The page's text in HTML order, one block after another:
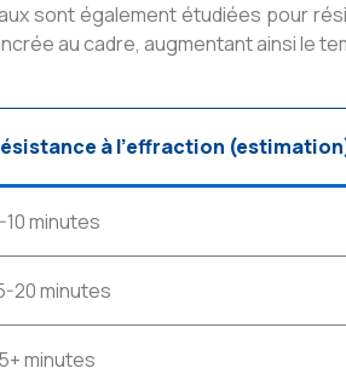
sont également étudiées pour
au cadre, augmentant ainsi le
à l’effraction
10 minutes
20 minutes
minutes